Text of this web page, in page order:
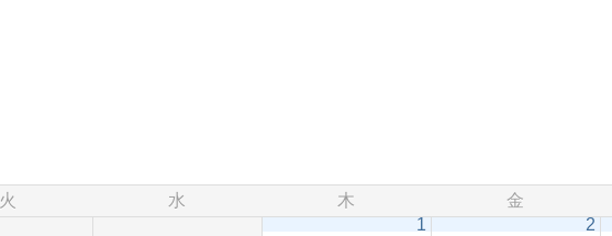
火 水 木 金
1
2